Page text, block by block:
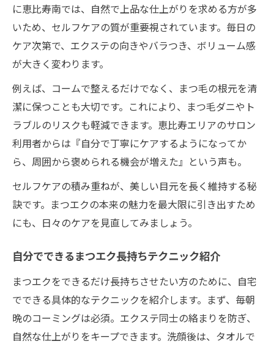
に恵比寿南では、自然で上品な仕上がりを求める方が多
いため、セルフケアの質が重要視されています。毎日の
ケア次第で、エクステの向きやバラつき、ボリューム感
が大きく変わります。
例えば、コームで整えるだけでなく、まつ毛の根元を清
潔に保つことも大切です。これにより、まつ毛ダニやト
ラブルのリスクも軽減できます。恵比寿エリアのサロン
利用者からは『自分で丁寧にケアするようになってか
ら、周囲から褒められる機会が増えた』という声も。
セルフケアの積み重ねが、美しい目元を長く維持する秘
訣です。まつエクの本来の魅力を最大限に引き出すため
にも、日々のケアを見直してみましょう。
自分でできるまつエク長持ちテクニック紹介
まつエクをできるだけ長持ちさせたい方のために、自宅
でできる具体的なテクニックを紹介します。まず、毎朝
晩のコーミングは必須。エクステ同士の絡まりを防ぎ、
自然な仕上がりをキープできます。洗顔後は、タオルで